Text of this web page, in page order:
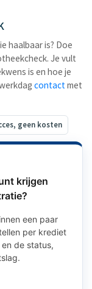
haalbaar is? Doe
Je vult
is en hoe je
contact met
geen kosten
krijgen
een paar
per krediet
de status,